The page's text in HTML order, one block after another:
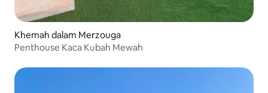
Khemah dalam Merzouga
Penthouse Kaca Kubah Mewah